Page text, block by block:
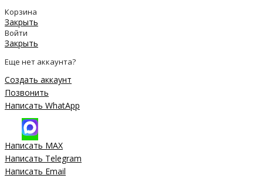
Корзина
Закрыть
Войти
Закрыть
Еще нет аккаунта?
Создать аккаунт
Позвонить
Написать WhatApp
Написать MAX
Написать Telegram
Написать Email